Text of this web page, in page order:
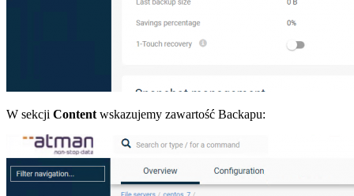
W sekcji Content wskazujemy zawartość Backapu: